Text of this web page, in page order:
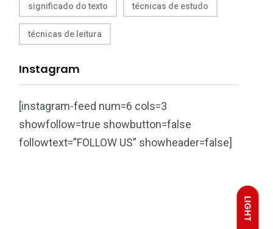
LIGHT
significado do texto técnicas de estudo
técnicas de leitura
Instagram
[instagram-feed num=6 cols=3
showfollow=true showbutton=false
followtext=”FOLLOW US” showheader=false]